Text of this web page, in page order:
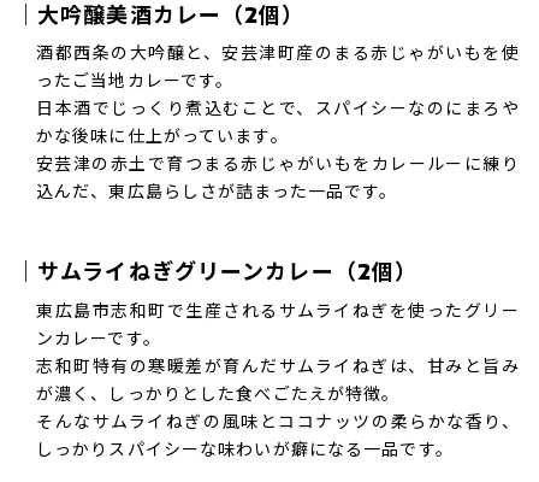
｜大吟醸美酒カレー（2個）
酒都西条の大吟醸と、安芸津町産のまる赤じゃがいもを使
ったご当地カレーです。
日本酒でじっくり煮込むことで、スパイシーなのにまろや
かな後味に仕上がっています。
安芸津の赤土で育つまる赤じゃがいもをカレールーに練り
込んだ、東広島らしさが詰まった一品です。
｜サムライねぎグリーンカレー（2個）
東広島市志和町で生産されるサムライねぎを使ったグリー
ンカレーです。
志和町特有の寒暖差が育んだサムライねぎは、甘みと旨み
が濃く、しっかりとした食べごたえが特徴。
そんなサムライねぎの風味とココナッツの柔らかな香り、
しっかりスパイシーな味わいが癖になる一品です。